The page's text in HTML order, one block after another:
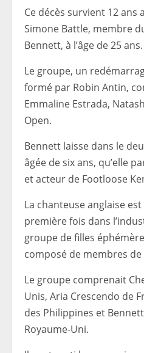
Ce décès survient 12 ans
Simone Battle, membre
Bennett, à l’âge de 25 ans.
Le groupe, un
formé par Robin Antin,
Emmaline Estrada,
Open.
Bennett laisse dans le
âgée de six ans, qu’elle
et acteur de Footloose
La chanteuse anglaise
première fois dans
groupe de filles
composé de membres
Le groupe comprenait
Unis, Aria Crescendo de
des Philippines et
Royaume-Uni.